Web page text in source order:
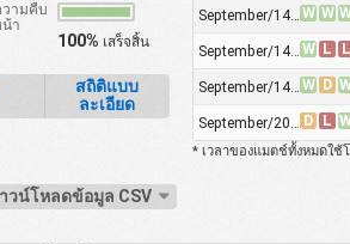
วามคืบ
า
100% เสร็จสิ้น
สถิติแบบ
ละเอียด
September/14, 10:00pm W W
September/14, 10:00pm W L L
September/14, 11:00pm W D
September/20, 9:00pm D L
* เวลาของแมตช์ทั้งหมดใช้
วน์โหลดข้อมูล CSV